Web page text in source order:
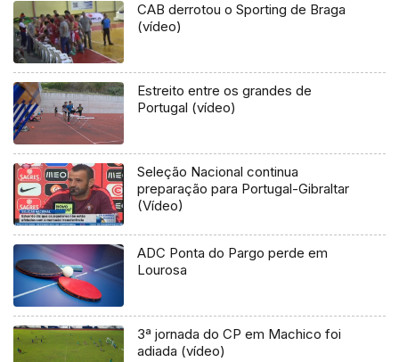
CAB derrotou o Sporting de Braga
(vídeo)
Estreito entre os grandes de
Portugal (vídeo)
Seleção Nacional continua
preparação para Portugal-Gibraltar
(Vídeo)
ADC Ponta do Pargo perde em
Lourosa
3ª jornada do CP em Machico foi
adiada (vídeo)